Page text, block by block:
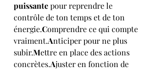
puissante pour reprendre le
contrôle de ton temps et de ton
énergie.Comprendre ce qui compte
vraiment.Anticiper pour ne plus
subir.Mettre en place des actions
concrètes.Ajuster en fonction de